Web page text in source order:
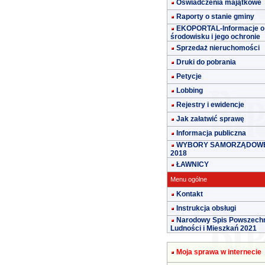
Oświadczenia majątkowe
Raporty o stanie gminy
EKOPORTAL-Informacje o
środowisku i jego ochronie
Sprzedaż nieruchomości
Druki do pobrania
Petycje
Lobbing
Rejestry i ewidencje
Jak załatwić sprawę
Informacja publiczna
WYBORY
2018
ŁAWNICY
Menu ogólne
Kontakt
Instrukcja obsługi
Narodowy Spis
Ludności i Mieszkań 2021
Moja sprawa w internecie